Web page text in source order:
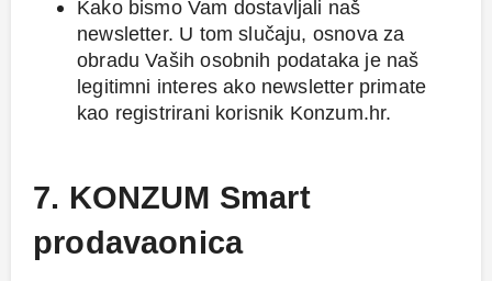
Kako bismo Vam dostavljali naš
newsletter. U tom slučaju, osnova za
obradu Vaših osobnih podataka je naš
legitimni interes ako newsletter primate
kao registrirani korisnik Konzum.hr.
7. KONZUM Smart
prodavaonica